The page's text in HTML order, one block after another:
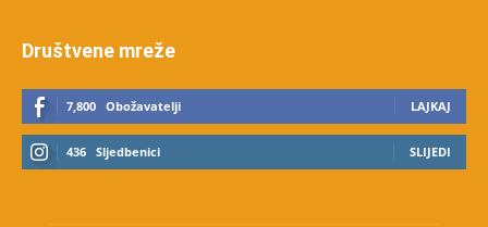
Društvene mreže
7,800 Obožavatelji LAJKAJ
436 Sljedbenici SLIJEDI